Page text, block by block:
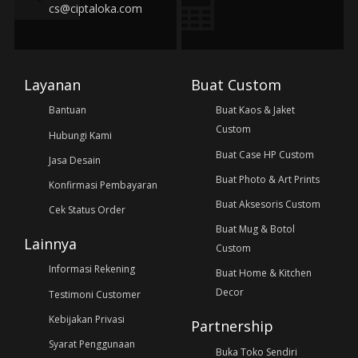
cs@ciptaloka.com
Layanan
Bantuan
Hubungi Kami
Jasa Desain
Konfirmasi Pembayaran
Cek Status Order
Lainnya
Informasi Rekening
Testimoni Customer
Kebijakan Privasi
Syarat Penggunaan
Buat Custom
Buat Kaos & Jaket
Custom
Buat Case HP Custom
Buat Photo & Art Prints
Buat Aksesoris Custom
Buat Mug & Botol
Custom
Buat Home & Kitchen
Decor
Partnership
Buka Toko Sendiri